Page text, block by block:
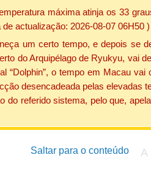
máxima atinja os 33
actualização: 2026-08-07 06H50 )
um certo tempo, e depois se
do Arquipélago de Ryukyu, vai
o tempo em Macau vai
desencadeada pelas elevadas
referido sistema, pelo que,
Saltar para o conteúdo A